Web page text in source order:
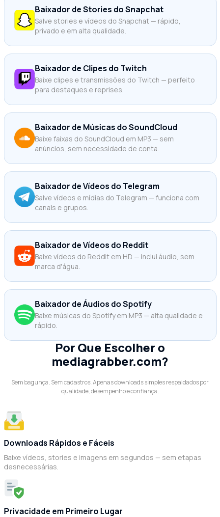
Baixador de Stories do Snapchat
Salve stories e vídeos do Snapchat — rápido,
privado e em alta qualidade.
Baixador de Clipes do Twitch
Baixe clipes e transmissões do Twitch — perfeito
para destaques e reprises.
Baixador de Músicas do SoundCloud
Baixe faixas do SoundCloud em MP3 — sem
anúncios, sem necessidade de conta.
Baixador de Vídeos do Telegram
Salve vídeos e mídias do Telegram — funciona com
canais e grupos.
Baixador de Vídeos do Reddit
Baixe vídeos do Reddit em HD — inclui áudio, sem
marca d'água.
Baixador de Áudios do Spotify
Baixe músicas do Spotify em MP3 — alta qualidade e
rápido.
Por Que Escolher o
mediagrabber.com?
Sem bagunça. Sem cadastros. Apenas downloads simples respaldados por
qualidade, desempenho e confiança.
Downloads Rápidos e Fáceis
Baixe vídeos, stories e imagens em segundos — sem etapas
desnecessárias.
Privacidade em Primeiro Lugar